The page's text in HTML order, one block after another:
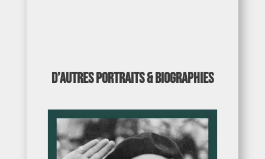
D’autres portraits & Biographies